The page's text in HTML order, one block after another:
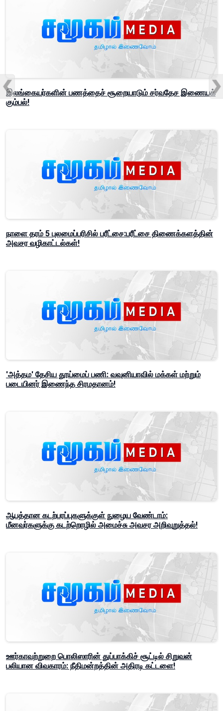
இலங்கையர்களின் பணத்தைச் சூறையாடும் சர்வதேச இணையக்
கும்பல்!
நாளை தரம் 5 புலமைப்பரிசில் பரீட்சை:பரீட்சை திணைக்களத்தின்
அவசர வழிகாட்டல்கள்!
'அத்தம' தேசிய தூய்மைப் பணி: வவுனியாவில் மக்கள் மற்றும்
படையினர் இணைந்த சிரமதானம்!
ஆபத்தான கடற்பரப்புகளுக்குள் நுழைய வேண்டாம்:
மீனவர்களுக்கு கடற்றொழில் அமைச்சு அவசர அறிவுறுத்தல்!
ஊர்காவற்றுறை பொலிஸாரின் துப்பாக்கிச் சூட்டில் சிறுவன்
பலியான விவகாரம்: நீதிமன்றத்தின் அதிரடி கட்டளை!